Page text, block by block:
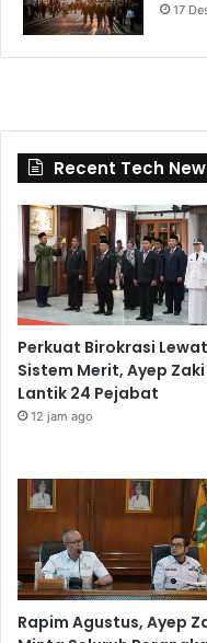
17
Recent Tech
Perkuat Birokrasi Lewat
Sistem Merit, Ayep Zaki
Lantik 24 Pejabat
12 jam ago
Rapim Agustus, Ayep